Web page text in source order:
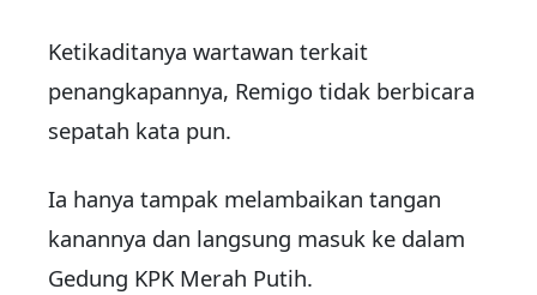
Ketikaditanya wartawan terkait
penangkapannya, Remigo tidak berbicara
sepatah kata pun.
Ia hanya tampak melambaikan tangan
kanannya dan langsung masuk ke dalam
Gedung KPK Merah Putih.